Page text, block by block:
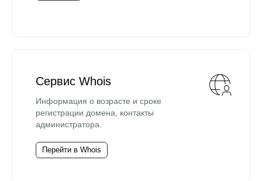
Сервис Whois
Информация о возрасте и сроке
регистрации домена, контакты
администратора.
Перейти в Whois